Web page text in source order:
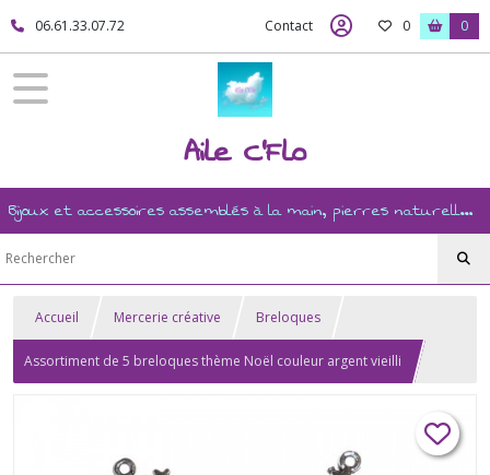
06.61.33.07.72 Contact 0 0
Aile C'Flo
Bijoux et accessoires assemblés à la main, pierres naturelles, ésotérisme, revente, et mercerie créative
Accueil Mercerie créative Breloques
Assortiment de 5 breloques thème Noël couleur argent vieilli